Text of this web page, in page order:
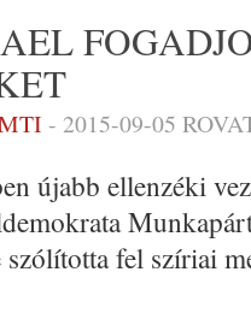
- 2015-09-05
újabb ellenzéki
fel szíriai